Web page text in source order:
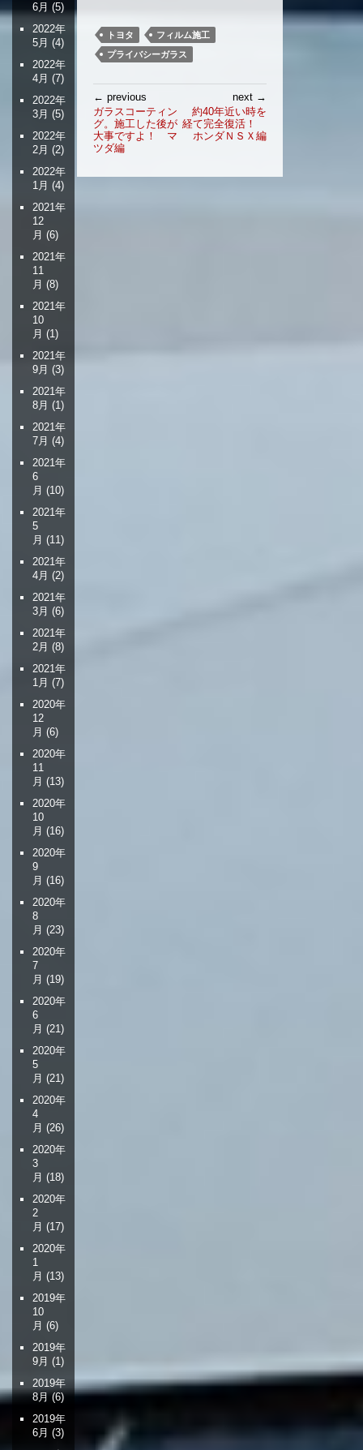
トヨタ
フィルム施工
プライバシーガラス
稿
ナ
ビ
ー
← previous
ガラスコーティン
グ。施工した後が
大事ですよ！ マ
ツダ編
next →
約40年近い時を
経て完全復活！
ホンダＮＳＸ編
6月 (5)
2022年
5月 (4)
2022年
4月 (7)
2022年
3月 (5)
2022年
2月 (2)
2022年
1月 (4)
2021年
12
月 (6)
2021年
11
月 (8)
2021年
10
月 (1)
2021年
9月 (3)
2021年
8月 (1)
2021年
7月 (4)
2021年
6
月 (10)
2021年
5
月 (11)
2021年
4月 (2)
2021年
3月 (6)
2021年
2月 (8)
2021年
1月 (7)
2020年
12
月 (6)
2020年
11
月 (13)
2020年
10
月 (16)
2020年
9
月 (16)
2020年
8
月 (23)
2020年
7
月 (19)
2020年
6
月 (21)
2020年
5
月 (21)
2020年
4
月 (26)
2020年
3
月 (18)
2020年
2
月 (17)
2020年
1
月 (13)
2019年
10
月 (6)
2019年
9月 (1)
2019年
8月(6)
2019年
6月 (3)